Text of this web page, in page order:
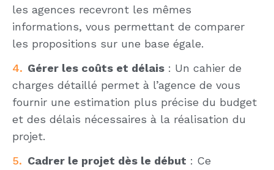
les agences recevront les mêmes
informations, vous permettant de comparer
les propositions sur une base égale.
Gérer les coûts et délais: Un cahier de
charges détaillé permet à l’agence de vous
fournir une estimation plus précise du budget
et des délais nécessaires à la réalisation du
projet.
Cadrer le projet dès le début : Ce